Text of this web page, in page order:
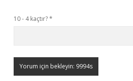
10 - 4 kaçtır?*